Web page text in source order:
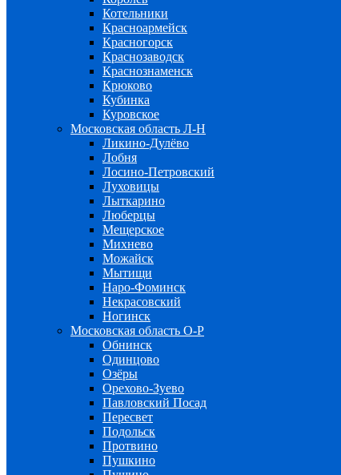
Котельники
Красноармейск
Красногорск
Краснозаводск
Краснознаменск
Крюково
Кубинка
Куровское
Московская область Л-Н
Ликино-Дулёво
Лобня
Лосино-Петровский
Луховицы
Лыткарино
Люберцы
Мещерское
Михнево
Можайск
Мытищи
Наро-Фоминск
Некрасовский
Ногинск
Московская область О-Р
Обнинск
Одинцово
Озёры
Орехово-Зуево
Павловский Посад
Пересвет
Подольск
Протвино
Пушкино